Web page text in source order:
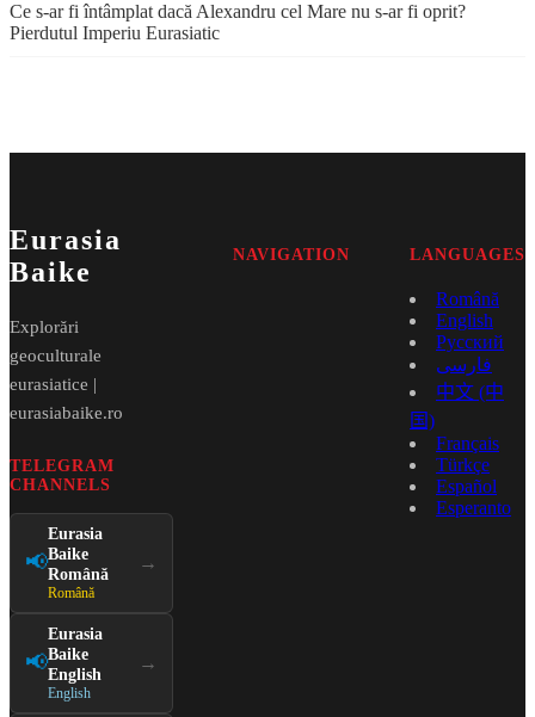
Ce s-ar fi întâmplat dacă Alexandru cel Mare nu s-ar fi oprit?
Pierdutul Imperiu Eurasiatic
Eurasia
Baike
Explorări
geoculturale
eurasiatice |
eurasiabaike.ro
TELEGRAM
CHANNELS
📢
Eurasia
Baike
Română
Română
→
📢
Eurasia
Baike
English
English
→
NAVIGATION LANGUAGES
Română
English
Русский
فارسی
中文 (中
国)
Français
Türkçe
Español
Esperanto